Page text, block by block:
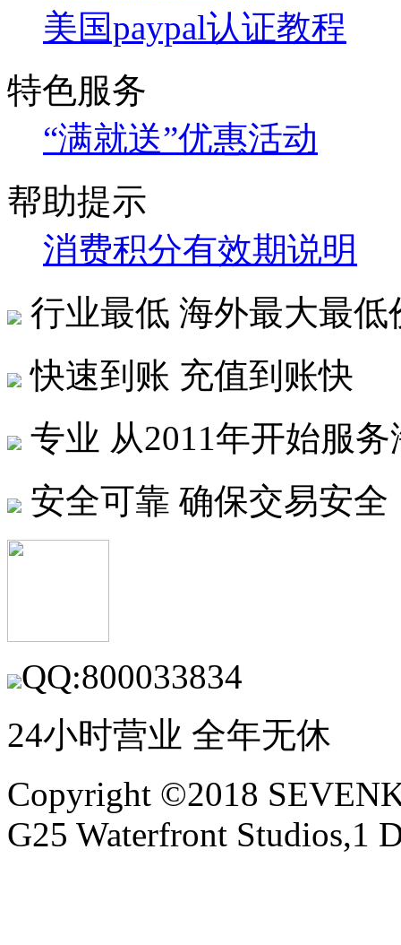
美国paypal认证教程
特色服务
“满就送”优惠活动
帮助提示
消费积分有效期说明
行业最低 海外最大最低
快速到账 充值到账快
专业 从2011年开始服
安全可靠 确保交易安全
QQ:800033834
24小时营业 全年无休
Copyright ©2018
G25 Waterfront Studios,1